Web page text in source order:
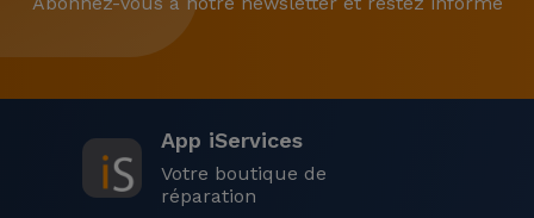
App iServices
Votre boutique de
réparation